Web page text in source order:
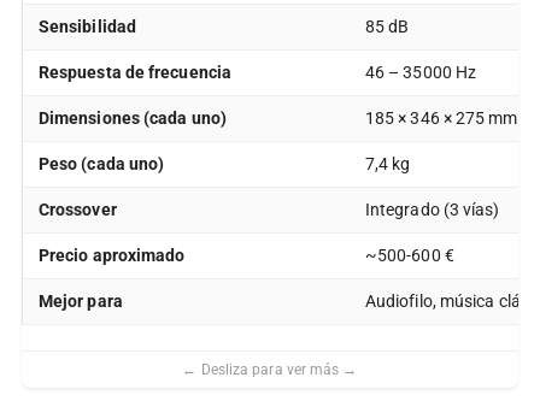
Sensibilidad 85 dB
Respuesta de frecuencia 46 – 35000 Hz
Dimensiones (cada uno) 185 × 346 × 275 mm
Peso (cada uno) 7,4 kg
Crossover Integrado (3 vías)
Precio aproximado ~500-600 €
Mejor para Audiofilo, música